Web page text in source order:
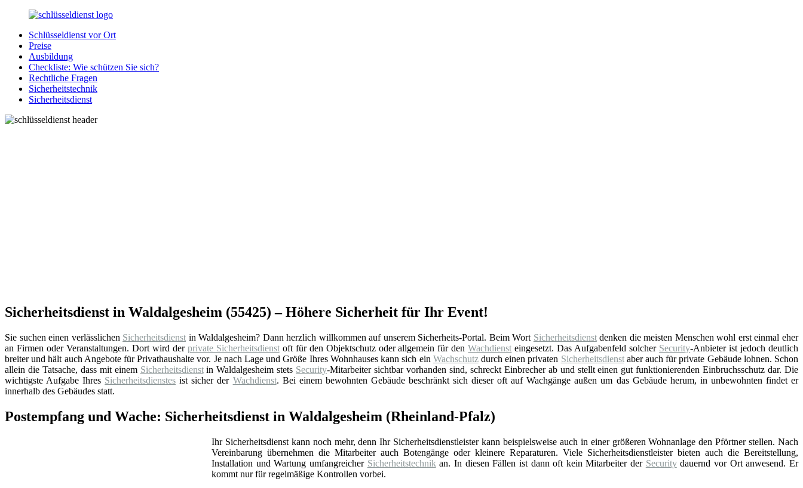
Zurück
Inhalt
SchluesseldienstDirekt.de
Ihre
Notlage
wird
gelöst!
Schlüsseldienst vor Ort
Preise
Ausbildung
Checkliste: Wie schützen Sie sich?
Rechtliche Fragen
Sicherheitstechnik
Sicherheitsdienst
Sicherheitsdienst in Waldalgesheim (55425) – Höhere Sicherheit für Ihr Event!
Sie suchen einen verlässlichen Sicherheitsdienst in Waldalgesheim? Dann herzlich willkommen auf unserem Sicherheits-Portal. Beim Wort Sicherheitsdienstdenken die meisten Menschen wohl erst einmal eher
an Firmen oder Veranstaltungen. Dort wird der private Sicherheitsdienstoft für den Objektschutz oder allgemein für denWachdienst eingesetzt. Das Aufgabenfeld solcher Security-Anbieter ist jedoch deutlich
breiter und hält auch Angebote für Privathaushalte vor. Je nach Lage und Größe Ihres Wohnhauses kann sich ein Wachschutzdurch einen privaten Sicherheitsdienstaber auch für private Gebäude lohnen. Schon
allein die Tatsache, dass mit einem Sicherheitsdienstin Waldalgesheim stets Security-Mitarbeiter sichtbar vorhanden sind, schreckt Einbrecher ab und stellt einen gut funktionierenden Einbruchsschutz dar. Die
wichtigste Aufgabe Ihres Sicherheitsdienstes ist sicher der Wachdienst. Bei einem bewohnten Gebäude beschränkt sich dieser oft auf Wachgänge außen um das Gebäude herum, in unbewohnten findet er
innerhalb des Gebäudes statt.
Postempfang und Wache: Sicherheitsdienst in Waldalgesheim (Rheinland-Pfalz)
Ihr Sicherheitsdienst kann noch mehr, denn Ihr Sicherheitsdienstleister kann beispielsweise auch in einer größeren Wohnanlage den Pförtner stellen. Nach
Vereinbarung übernehmen die Mitarbeiter auch Botengänge oder kleinere Reparaturen. Viele Sicherheitsdienstleister bieten auch die Bereitstellung,
Installation und Wartung umfangreicher Sicherheitstechnikan. In diesen Fällen ist dann oft kein Mitarbeiter der Securitydauernd vor Ort anwesend. Er
kommt nur für regelmäßige Kontrollen vorbei.